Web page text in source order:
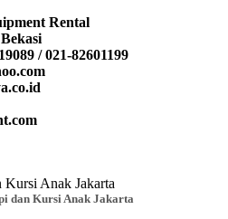
Rental
/ 021-82601199
dan Kursi Anak Jakarta